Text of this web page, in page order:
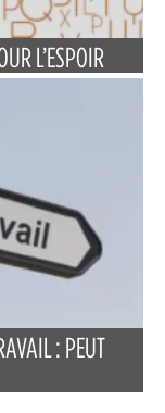
L’ESPOIR
: PEUT